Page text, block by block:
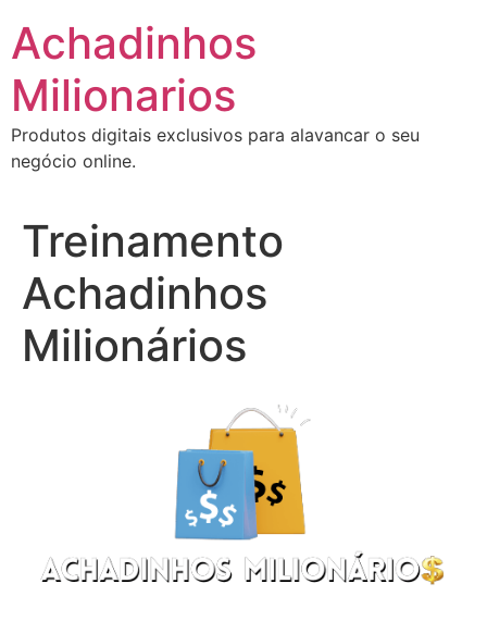
para
conteúdo
Achadinhos
Milionarios
Produtos digitais exclusivos para alavancar o seu
negócio online.
Treinamento
Achadinhos
Milionários